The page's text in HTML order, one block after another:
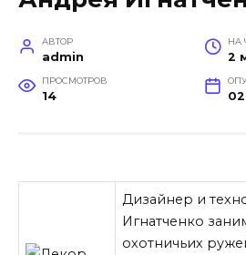
АВТОР
admin
НА
2
ПРОСМОТРОВ
14
Дизайнер и
Игнатченко
охотничьих